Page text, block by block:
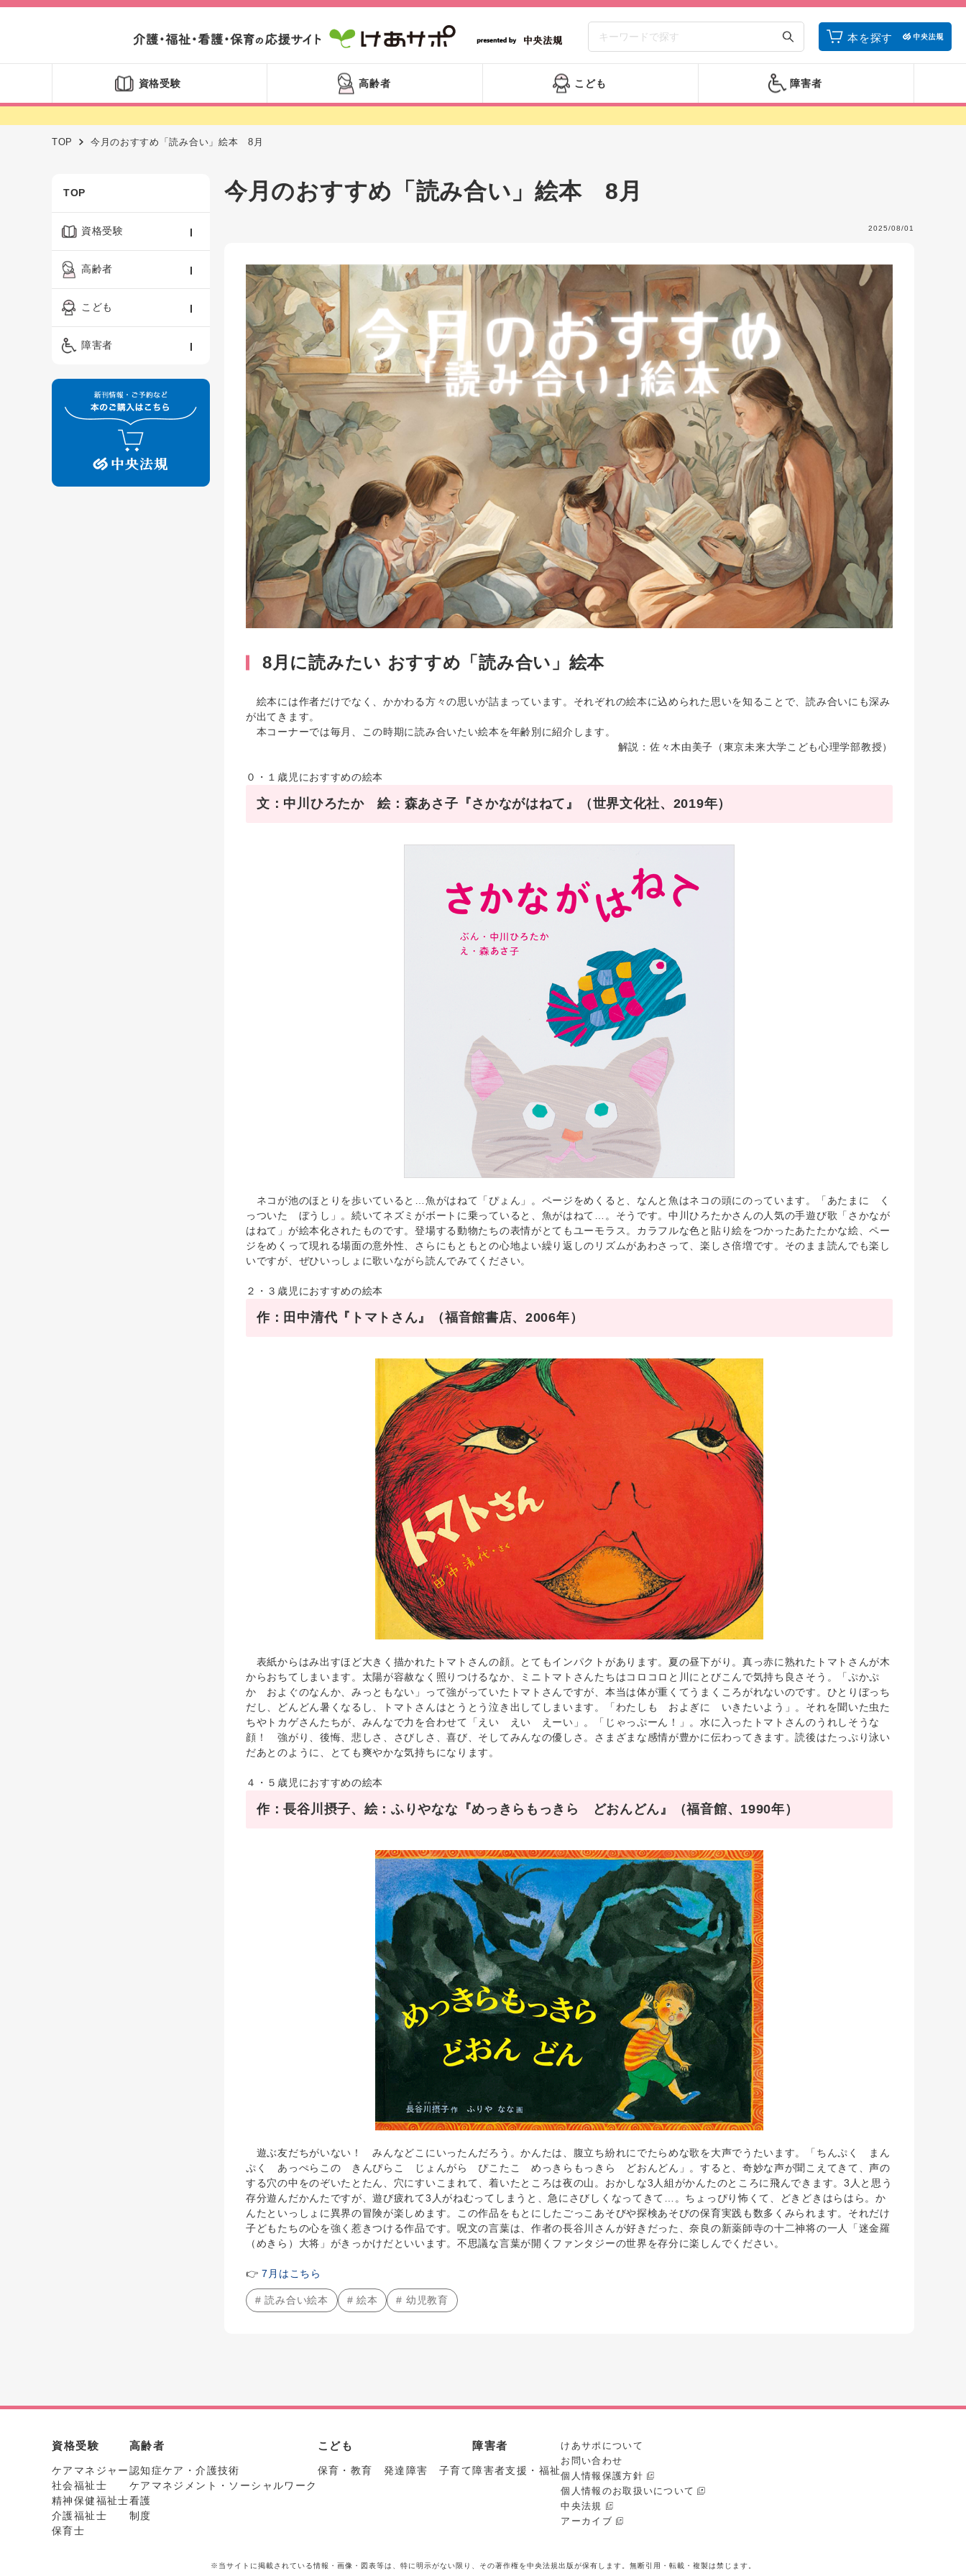
本を探す
資格受験 高齢者 こども 障害者
TOP 今月のおすすめ「読み合い」絵本 8月
TOP
資格受験
ケアマネジャー
精神保健福祉士
保育士
高齢者
認知症ケア・介護技術
ーシャルワーク
看護
制度
こども
保育・教育／発達障害
障害者
障害者支援・福祉
今月のおすすめ「読み合い」絵本 8月
2025/08/01
8月に読みたい おすすめ「読み合い」絵本
絵本には作者だけでなく、かかわる方々の思いが詰まっています。それぞれの絵本に込められた思いを知ることで、読み合いにも深み
が出てきます。
本コーナーでは毎月、この時期に読み合いたい絵本を年齢別に紹介します。
解説：佐々木由美子（東京未来大学こども心理学部教授）
０・１歳児におすすめの絵本
文：中川ひろたか 絵：森あさ子『さかながはねて』（世界文化社、2019年）
ネコが池のほとりを歩いていると…魚がはねて「ぴょん」。ページをめくると、なんと魚はネコの頭にのっています。「あたまに く
っついた ぼうし」。続いてネズミがボートに乗っていると、魚がはねて…。そうです。中川ひろたかさんの人気の手遊び歌「さかなが
はねて」が絵本化されたものです。登場する動物たちの表情がとてもユーモラス。カラフルな色と貼り絵をつかったあたたかな絵、ペー
ジをめくって現れる場面の意外性、さらにもともとの心地よい繰り返しのリズムがあわさって、楽しさ倍増です。そのまま読んでも楽し
いですが、ぜひいっしょに歌いながら読んでみてください。
２・３歳児におすすめの絵本
作：田中清代『トマトさん』（福音館書店、2006年）
表紙からはみ出すほど大きく描かれたトマトさんの顔。とてもインパクトがあります。夏の昼下がり。真っ赤に熟れたトマトさんが木
からおちてしまいます。太陽が容赦なく照りつけるなか、ミニトマトさんたちはコロコロと川にとびこんで気持ち良さそう。「ぷかぷ
か およぐのなんか、みっともない」って強がっていたトマトさんですが、本当は体が重くてうまくころがれないのです。ひとりぼっち
だし、どんどん暑くなるし、トマトさんはとうとう泣き出してしまいます。「わたしも およぎに いきたいよう」。それを聞いた虫た
ちやトカゲさんたちが、みんなで力を合わせて「えい えい えーい」。「じゃっぷーん！」。水に入ったトマトさんのうれしそうな
顔！ 強がり、後悔、悲しさ、さびしさ、喜び、そしてみんなの優しさ。さまざまな感情が豊かに伝わってきます。読後はたっぷり泳い
だあとのように、とても爽やかな気持ちになります。
４・５歳児におすすめの絵本
作：長谷川摂子、絵：ふりやなな『めっきらもっきら どおんどん』（福音館、1990年）
遊ぶ友だちがいない！ みんなどこにいったんだろう。かんたは、腹立ち紛れにでたらめな歌を大声でうたいます。「ちんぷく まん
ぷく あっぺらこの きんぴらこ じょんがら ぴこたこ めっきらもっきら どおんどん」。すると、奇妙な声が聞こえてきて、声の
する穴の中をのぞいたとたん、穴にすいこまれて、着いたところは夜の山。おかしな3人組がかんたのところに飛んできます。3人と思う
存分遊んだかんたですが、遊び疲れて3人がねむってしまうと、急にさびしくなってきて…。ちょっぴり怖くて、どきどきはらはら。か
んたといっしょに異界の冒険が楽しめます。この作品をもとにしたごっこあそびや探検あそびの保育実践も数多くみられます。それだけ
子どもたちの心を強く惹きつける作品です。呪文の言葉は、作者の長谷川さんが好きだった、奈良の新薬師寺の十二神将の一人「迷金羅
（めきら）大将」がきっかけだといいます。不思議な言葉が開くファンタジーの世界を存分に楽しんでください。
👉7月はこちら
# 読み合い絵本 # 絵本 # 幼児教育
資格受験
ケアマネジャー
社会福祉士
精神保健福祉士
介護福祉士
保育士
高齢者
認知症ケア・介護技術
ケアマネジメント・ソーシャルワーク
看護
制度
こども
保育・教育 発達障害 子育て
障害者
障害者支援・福祉
けあサポについて
お問い合わせ
個人情報保護方針
個人情報のお取扱いについて
中央法規
アーカイブ
※当サイトに掲載されている情報・画像・図表等は、特に明示がない限り、その著作権を中央法規出版が保有します。無断引用・転載・複製は禁じます。